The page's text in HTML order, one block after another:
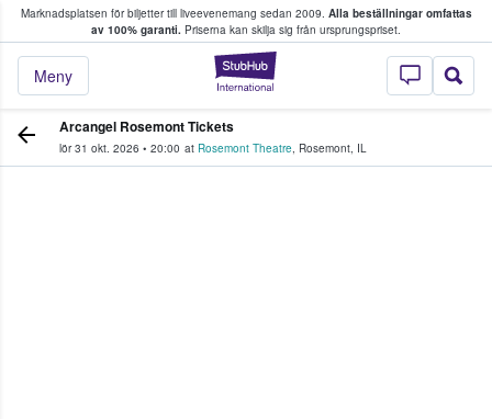
Marknadsplatsen för biljetter till liveevenemang sedan 2009. Alla beställningar omfattas
av 100% garanti. Priserna kan skilja sig från ursprungspriset.
StubHub – där
Meny
köper och säljer biljetter.
Arcangel Rosemont Tickets
lör 31 okt. 2026 • 20:00 at Rosemont Theatre, Rosemont, IL